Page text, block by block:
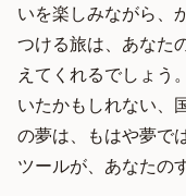
いを楽しみながら、
つける旅は、あなた
えてくれるでしょう
いたかもしれない、
の夢は、もはや夢で
ツールが、あなたの